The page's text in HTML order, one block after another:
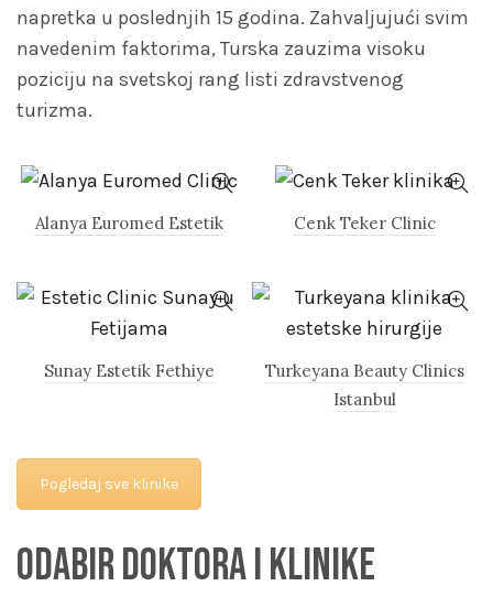
napretka u poslednjih 15 godina. Zahvaljujući svim
navedenim faktorima, Turska zauzima visoku
poziciju na svetskoj rang listi zdravstvenog
turizma.
Alanya Euromed Estetik Cenk Teker Clinic
Sunay Estetik Fethiye
Turkeyana Beauty Clinics
Istanbul
Pogledaj sve klinike
Odabir doktora i klinike